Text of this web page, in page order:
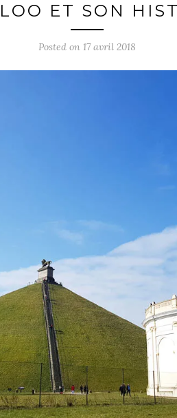
ET SON
Posted on 17 avril 2018